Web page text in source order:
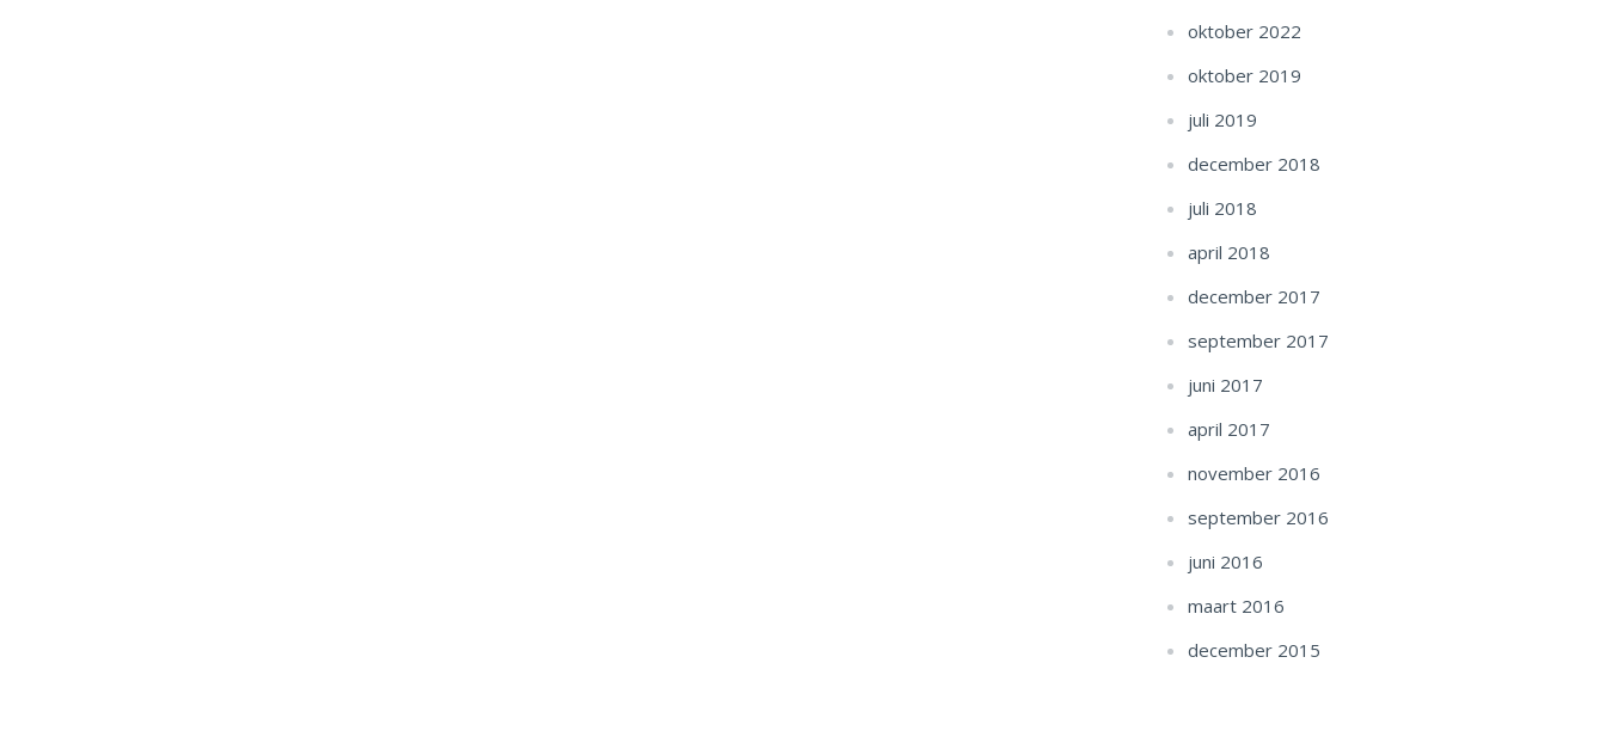
oktober 2022
oktober 2019
juli 2019
december 2018
juli 2018
april 2018
december 2017
september 2017
juni 2017
april 2017
november 2016
september 2016
juni 2016
maart 2016
december 2015